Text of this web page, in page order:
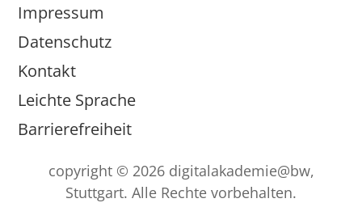
Impressum
Datenschutz
Kontakt
Leichte Sprache
Barrierefreiheit
copyright © 2026 digitalakademie@bw,
Stuttgart. Alle Rechte vorbehalten.